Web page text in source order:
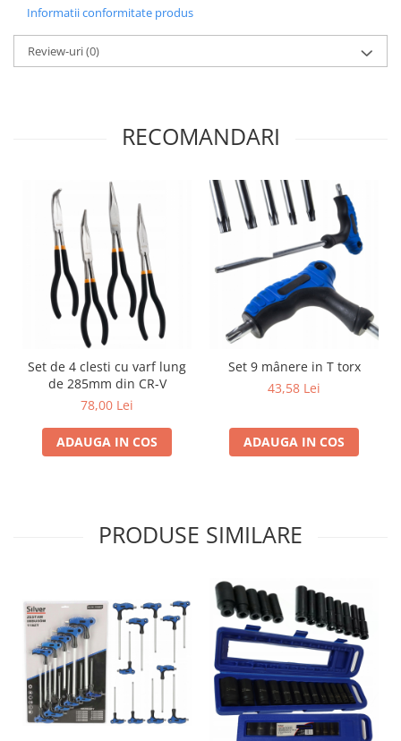
Informatii conformitate produs
Review-uri(0)
RECOMANDARI
Set de 4 clesti cu varf lung
de 285mm din CR-V
78,00 Lei
ADAUGA IN COS
Set 9 mânere in T torx
43,58 Lei
ADAUGA IN COS
PRODUSE SIMILARE